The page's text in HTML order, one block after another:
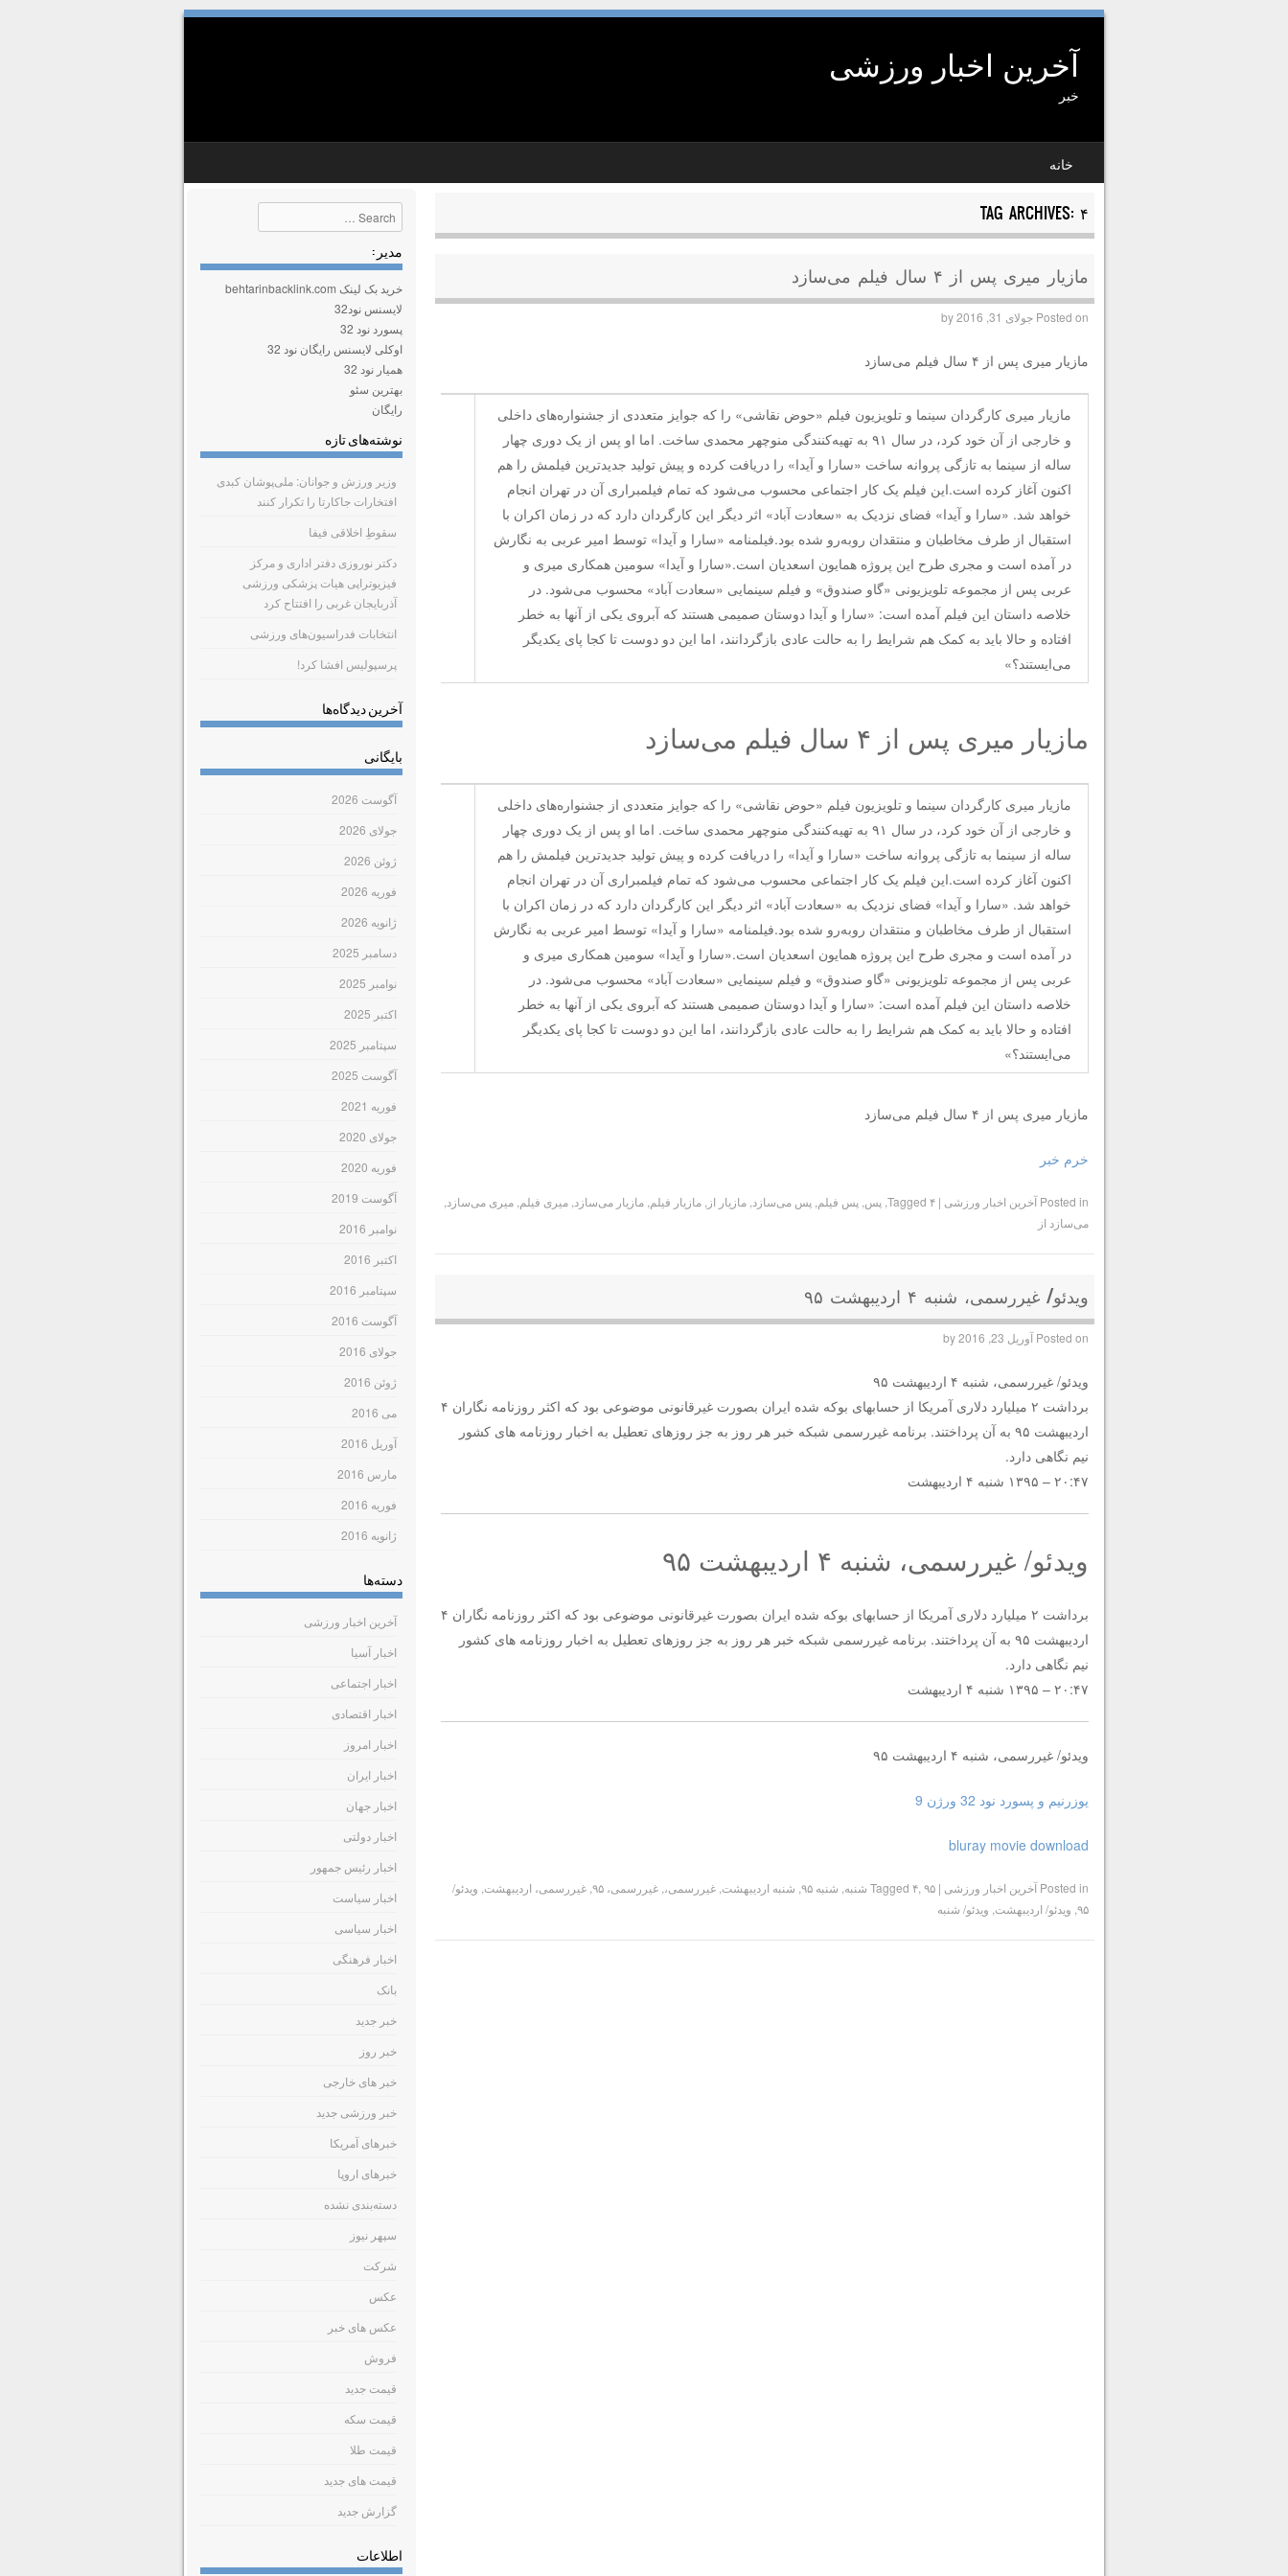
آخرین اخبار ورزشی
خبر
MENU
SKIP TO CONTENT
خانه
TAG ARCHIVES:۴
مازیار میری پس از ۴ سال فیلم می‌سازد
Posted on جولای 31, 2016 by
مازیار میری پس از ۴ سال فیلم می‌سازد
مازیار میری کارگردان سینما و تلویزیون فیلم «حوض نقاشی» را که جوایز متعددی از جشنواره‌های داخلی
و خارجی از آن خود کرد، در سال ۹۱ به تهیه‌کنندگی منوچهر محمدی ساخت. اما او پس از یک دوری چهار
ساله از سینما به تازگی پروانه ساخت «سارا و آیدا» را دریافت کرده و پیش تولید جدیدترین فیلمش را هم
اکنون آغاز کرده است.این فیلم یک کار اجتماعی محسوب می‌شود که تمام فیلمبراری آن در تهران انجام
خواهد شد. «سارا و آیدا» فضای نزدیک به «سعادت آباد» اثر دیگر این کارگردان دارد که در زمان اکران با
استقبال از طرف مخاطبان و منتقدان روبه‌رو شده بود.فیلمنامه «سارا و آیدا» توسط امیر عربی به نگارش
در آمده است و مجری طرح این پروژه همایون اسعدیان است.«سارا و آیدا» سومین همکاری میری و
عربی پس از مجموعه تلویزیونی «گاو صندوق» و فیلم سینمایی «سعادت آباد» محسوب می‌شود. در
خلاصه داستان این فیلم آمده است: «سارا و آیدا دوستان صمیمی هستند که آبروی یکی از آنها به خطر
افتاده و حالا باید به کمک هم شرایط را به حالت عادی بازگردانند، اما این دو دوست تا کجا پای یکدیگر
می‌ایستند؟»
مازیار میری پس از ۴ سال فیلم می‌سازد
مازیار میری کارگردان سینما و تلویزیون فیلم «حوض نقاشی» را که جوایز متعددی از جشنواره‌های داخلی
و خارجی از آن خود کرد، در سال ۹۱ به تهیه‌کنندگی منوچهر محمدی ساخت. اما او پس از یک دوری چهار
ساله از سینما به تازگی پروانه ساخت «سارا و آیدا» را دریافت کرده و پیش تولید جدیدترین فیلمش را هم
اکنون آغاز کرده است.این فیلم یک کار اجتماعی محسوب می‌شود که تمام فیلمبراری آن در تهران انجام
خواهد شد. «سارا و آیدا» فضای نزدیک به «سعادت آباد» اثر دیگر این کارگردان دارد که در زمان اکران با
استقبال از طرف مخاطبان و منتقدان روبه‌رو شده بود.فیلمنامه «سارا و آیدا» توسط امیر عربی به نگارش
در آمده است و مجری طرح این پروژه همایون اسعدیان است.«سارا و آیدا» سومین همکاری میری و
عربی پس از مجموعه تلویزیونی «گاو صندوق» و فیلم سینمایی «سعادت آباد» محسوب می‌شود. در
خلاصه داستان این فیلم آمده است: «سارا و آیدا دوستان صمیمی هستند که آبروی یکی از آنها به خطر
افتاده و حالا باید به کمک هم شرایط را به حالت عادی بازگردانند، اما این دو دوست تا کجا پای یکدیگر
می‌ایستند؟»
مازیار میری پس از ۴ سال فیلم می‌سازد
خرم خبر
Posted in آخرین اخبار ورزشی |
Tagged۴ , پس پس فیلم پس می‌سازد مازیار از مازیار فیلم مازیار می‌سازد میری فیلم میری می‌سازد
می‌سازد از
ویدئو/ غیررسمی، شنبه ۴ اردیبهشت ۹۵
Posted on آوریل 23, 2016 by
ویدئو/ غیررسمی، شنبه ۴ اردیبهشت ۹۵
برداشت ۲ میلیارد دلاری آمریکا از حسابهای بوکه شده ایران بصورت غیرقانونی موضوعی بود که اکثر روزنامه نگاران ۴
اردیبهشت ۹۵ به آن پرداختند. برنامه غیررسمی شبکه خبر هر روز به جز روزهای تعطیل به اخبار روزنامه های کشور
نیم نگاهی دارد.
۲۰:۴۷ – ۱۳۹۵ شنبه ۴ اردیبهشت
ویدئو/ غیررسمی، شنبه ۴ اردیبهشت ۹۵
برداشت ۲ میلیارد دلاری آمریکا از حسابهای بوکه شده ایران بصورت غیرقانونی موضوعی بود که اکثر روزنامه نگاران ۴
اردیبهشت ۹۵ به آن پرداختند. برنامه غیررسمی شبکه خبر هر روز به جز روزهای تعطیل به اخبار روزنامه های کشور
نیم نگاهی دارد.
۲۰:۴۷ – ۱۳۹۵ شنبه ۴ اردیبهشت
ویدئو/ غیررسمی، شنبه ۴ اردیبهشت ۹۵
یوزرنیم و پسورد نود 32 ورژن 9
bluray movie download
Posted in آخرین اخبار ورزشی |
Tagged۴ ,۹۵ شنبه شنبه ۹۵ , شنبه اردیبهشت غیررسمی، غیررسمی، ۹۵ , غیررسمی، اردیبهشت ویدئو/
۹۵, ویدئو/ اردیبهشت ویدئو/ شنبه
Search
مدیر :
خرید بک لینک behtarinbacklink.com
لایسنس نود32
پسورد نود 32
اوکلی لایسنس رایگان نود 32
همیار نود 32
بهترین سئو
رایگان
نوشته‌های تازه
وزیر ورزش و جوانان: ملی‌پوشان کبدی
افتخارات جاکارتا را تکرار کنند
سقوطِ اخلاقی فیفا
دکتر نوروزی دفتر اداری و مرکز
فیزیوتراپی هیات پزشکی ورزشی
آذربایجان غربی را افتتاح کرد
انتخابات فدراسیون‌های ورزشی
پرسپولیس افشا کرد!
آخرین دیدگاه‌ها
بایگانی
آگوست 2026
جولای 2026
ژوئن 2026
فوریه 2026
ژانویه 2026
دسامبر 2025
نوامبر 2025
اکتبر 2025
سپتامبر 2025
آگوست 2025
فوریه 2021
جولای 2020
فوریه 2020
آگوست 2019
نوامبر 2016
اکتبر 2016
سپتامبر 2016
آگوست 2016
جولای 2016
ژوئن 2016
می 2016
آوریل 2016
مارس 2016
فوریه 2016
ژانویه 2016
دسته‌ها
آخرین اخبار ورزشی
اخبار آسیا
اخبار اجتماعی
اخبار اقتصادی
اخبار امروز
اخبار ایران
اخبار جهان
اخبار دولتی
اخبار رئیس جمهور
اخبار سیاست
اخبار سیاسی
اخبار فرهنگی
بانک
خبر جدید
خبر روز
خبر های خارجی
خبر ورزشی جدید
خبرهای آمریکا
خبرهای اروپا
دسته‌بندی نشده
سپهر نیوز
شرکت
عکس
عکس های خبر
فروش
قیمت جدید
قیمت سکه
قیمت طلا
قیمت های جدید
گزارش جدید
اطلاعات